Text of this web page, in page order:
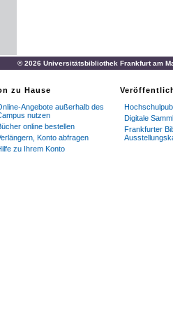
© 2026 Universitätsbibliothek Frankfurt am
zu Hause
Angebote außerhalb des
nutzen
online bestellen
Konto abfragen
zu Ihrem Konto
Digitale
Frankfurter